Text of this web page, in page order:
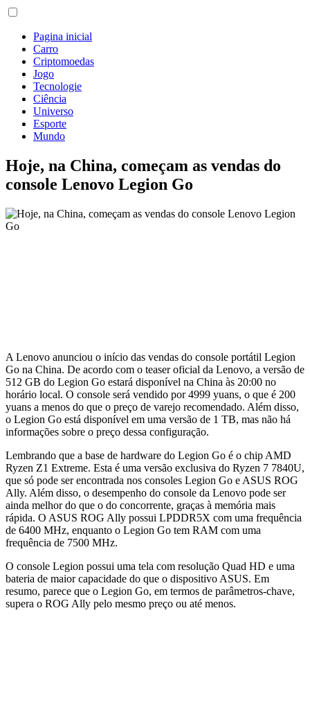
Pagina inicial
Carro
Criptomoedas
Jogo
Tecnologie
Ciência
Universo
Esporte
Mundo
Hoje, na China, começam as vendas do
console Lenovo Legion Go
A Lenovo anunciou o início das vendas do console portátil Legion
Go na China. De acordo com o teaser oficial da Lenovo, a versão de
512 GB do Legion Go estará disponível na China às 20:00 no
horário local. O console será vendido por 4999 yuans, o que é 200
yuans a menos do que o preço de varejo recomendado. Além disso,
o Legion Go está disponível em uma versão de 1 TB, mas não há
informações sobre o preço dessa configuração.
Lembrando que a base de hardware do Legion Go é o chip AMD
Ryzen Z1 Extreme. Esta é uma versão exclusiva do Ryzen 7 7840U,
que só pode ser encontrada nos consoles Legion Go e ASUS ROG
Ally. Além disso, o desempenho do console da Lenovo pode ser
ainda melhor do que o do concorrente, graças à memória mais
rápida. O ASUS ROG Ally possui LPDDR5X com uma frequência
de 6400 MHz, enquanto o Legion Go tem RAM com uma
frequência de 7500 MHz.
O console Legion possui uma tela com resolução Quad HD e uma
bateria de maior capacidade do que o dispositivo ASUS. Em
resumo, parece que o Legion Go, em termos de parâmetros-chave,
supera o ROG Ally pelo mesmo preço ou até menos.